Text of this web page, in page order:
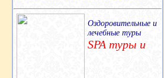
Оздоровительные и
лечебные туры
SPA туры и